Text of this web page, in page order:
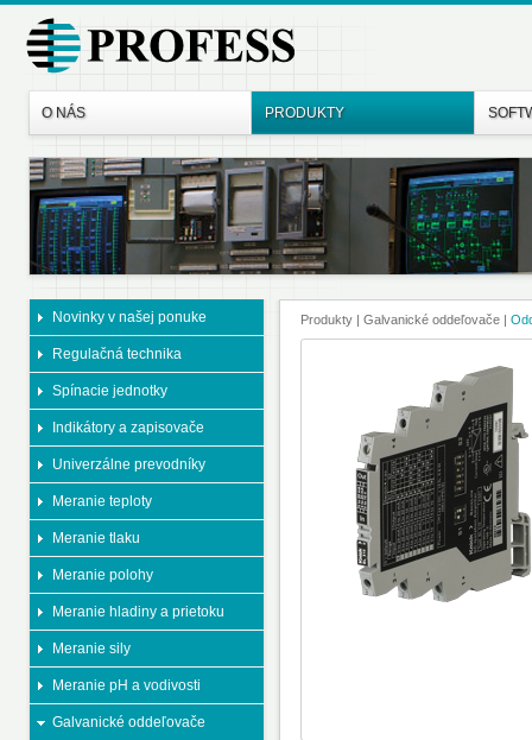
O NÁS PRODUKTY
Novinky v našej ponuke
Regulačná technika
Spínacie jednotky
Indikátory a zapisovače
Univerzálne prevodníky
Meranie teploty
Meranie tlaku
Meranie polohy
Meranie hladiny a prietoku
Meranie sily
Meranie pH a vodivosti
Galvanické oddeľovače
Produkty | Galvanické oddeľovače |